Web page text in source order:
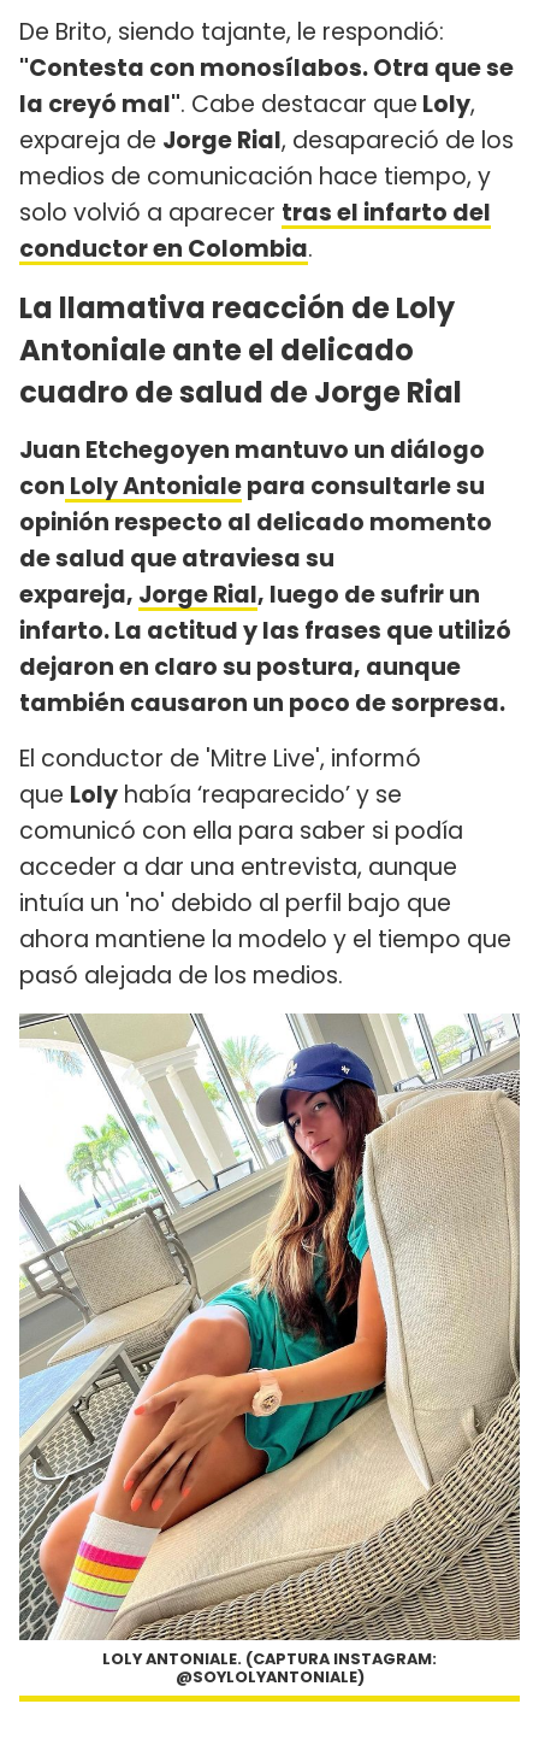
De Brito, siendo tajante, le respondió:
"Contesta con monosílabos. Otra que se
la creyó mal". Cabe destacar que Loly,
expareja de Jorge Rial, desapareció de los
medios de comunicación hace tiempo, y
solo volvió a aparecer tras el infarto del
conductor en Colombia.
La llamativa reacción de Loly
Antoniale ante el delicado
cuadro de salud de Jorge Rial
Juan Etchegoyen mantuvo un diálogo
con Loly Antonialepara consultarle su
opinión respecto al delicado momento
de salud que atraviesa su
expareja, Jorge Rial, luego de sufrir un
infarto. La actitud y las frases que utilizó
dejaron en claro su postura, aunque
también causaron un poco de sorpresa.
El conductor de 'Mitre Live', informó
que Loly había ‘reaparecido’ y se
comunicó con ella para saber si podía
acceder a dar una entrevista, aunque
intuía un 'no' debido al perfil bajo que
ahora mantiene la modelo y el tiempo que
pasó alejada de los medios.
LOLY ANTONIALE. (CAPTURA INSTAGRAM:
@SOYLOLYANTONIALE)